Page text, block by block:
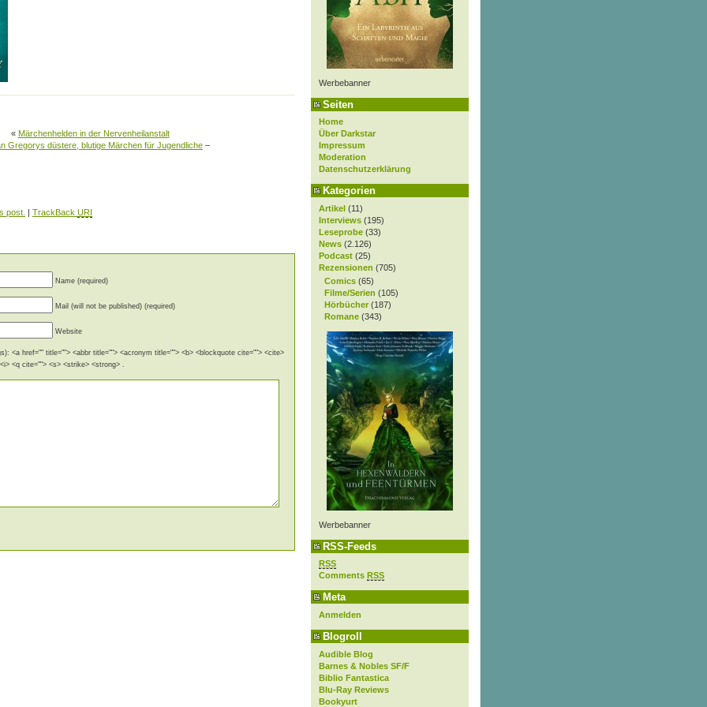
Werbebanner
Seiten
Home
Über Darkstar
Impressum
Moderation
Datenschutzerklärung
Kategorien
Artikel (11)
Interviews (195)
Leseprobe (33)
News (2.126)
Podcast (25)
Rezensionen (705)
Comics (65)
Filme/Serien (105)
Hörbücher (187)
Romane (343)
Werbebanner
RSS-Feeds
RSS
Comments RSS
Meta
Anmelden
Blogroll
Audible Blog
Barnes & Nobles SF/F
Biblio Fantastica
Blu-Ray Reviews
Bookyurt
« Märchenhelden in der Nervenheilanstalt
Gregorys düstere, blutige Märchen für Jugendliche –
post. | TrackBack URI
Name (required)
Mail (will not be published) (required)
Website
<a href="" title=""> <abbr title=""> <acronym title=""> <b> <blockquote cite=""> <cite>
<q cite=""> <s> <strike> <strong> .